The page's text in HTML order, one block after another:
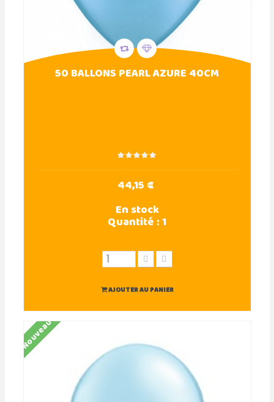
50 BALLONS PEARL AZURE 40CM
44,15 €
En stock
Quantité :1
AJOUTER AU PANIER
Nouveau